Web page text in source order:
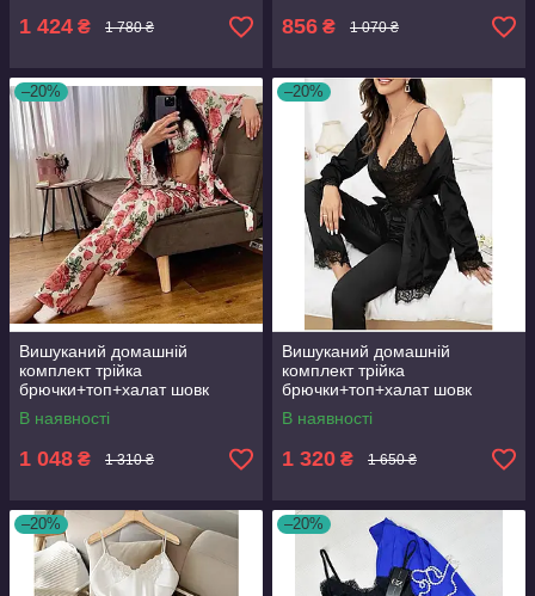
1 424 ₴ 1 780 ₴ 856 ₴ 1 070 ₴
–20%
Вишуканий домашній
комплект трійка
брючки+топ+халат шовк
трійка
В наявності
1 048 ₴ 1 310 ₴
–20%
Вишуканий домашній
комплект трійка
брючки+топ+халат шовк
трійка
В наявності
1 320 ₴ 1 650 ₴
–20% –20%